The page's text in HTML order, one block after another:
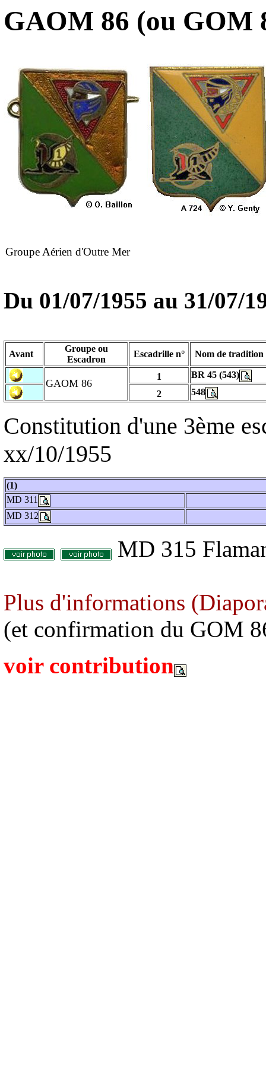
GAOM 86 (ou GOM
Groupe Aérien d'Outre Mer
Du 01/07/1955 au 31/07/
Avant
Groupe ou
Escadron
Escadrille n° Nom de tradition
GAOM 86
1
BR 45 (543)
2
548
Constitution d'une 3ème
xx/10/1955
(1)
MD 311
MD 312
MD 315
Plus d'informations
(et confirmation du GOM
voir contribution